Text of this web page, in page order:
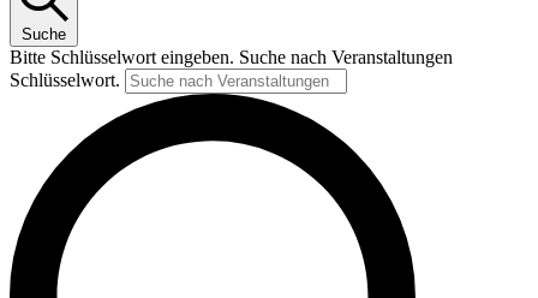
Suche
Bitte Schlüsselwort eingeben. Suche nach Veranstaltungen
Schlüsselwort.